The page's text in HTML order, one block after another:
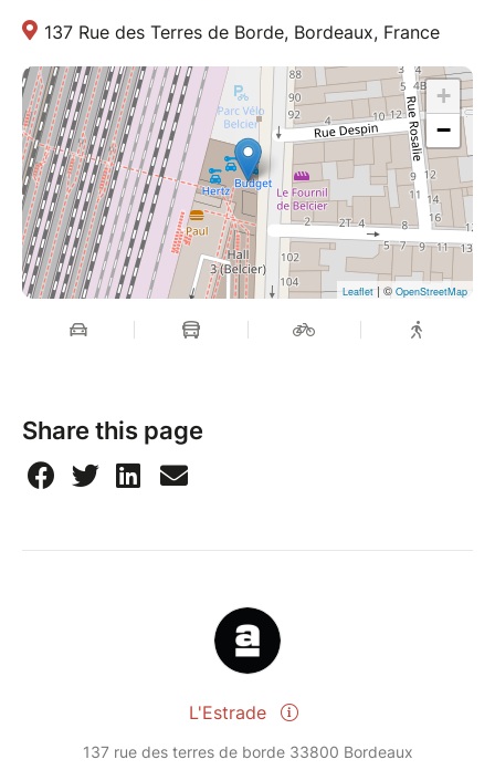
137 Rue des Terres de Borde, Bordeaux, France
+
−
Leaflet | © OpenStreetMap
Share this page
L'Estrade
137 rue des terres de borde 33800 Bordeaux